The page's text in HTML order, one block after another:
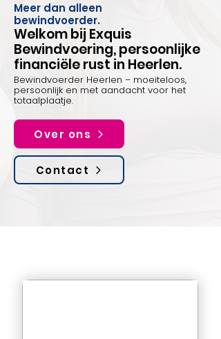
Meer dan alleen
bewindvoerder.
Welkom bij Exquis
Bewindvoering, persoonlijke
financiële rust in Heerlen.
Bewindvoerder Heerlen – moeiteloos,
persoonlijk en met aandacht voor het
totaalplaatje.
Over ons
Contact